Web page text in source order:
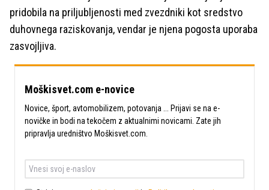
pridobila na priljubljenosti med zvezdniki kot sredstvo
duhovnega raziskovanja, vendar je njena pogosta uporaba
zasvojljiva.
Moškisvet.com e-novice
Novice, šport, avtomobilizem, potovanja ... Prijavi se na e-
novičke in bodi na tekočem z aktualnimi novicami. Zate jih
pripravlja uredništvo Moškisvet.com.